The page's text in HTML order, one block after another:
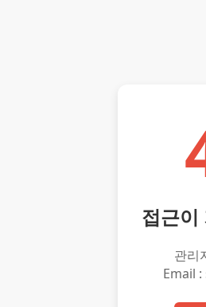
접근이
관리
Email